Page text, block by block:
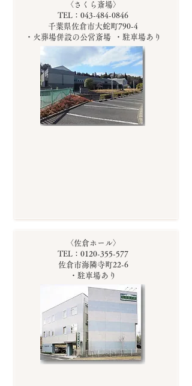
〈さくら斎場〉
TEL：043-484-0846
千葉県佐倉市大蛇町790-4
・火葬場併設の公営斎場 ・駐車場あり
〈佐倉ホール〉
TEL：0120-355-577
佐倉市海隣寺町22-6
・駐車場あり